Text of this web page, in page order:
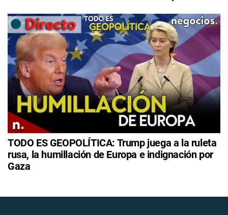
TODO ES GEOPOLÍTICA: Trump juega a la ruleta
rusa, la humillación de Europa e indignación por
Gaza